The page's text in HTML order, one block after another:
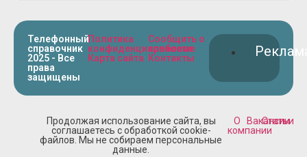
Телефонный
справочник
2025 - Все
права
защищены
Политика
конфиденциальности
Карта сайта
Сообщить о
проблеме
Контакты
Продолжая использование сайта, вы
соглашаетесь с обработкой cookie-
файлов. Мы не собираем персональные
данные.
О
компании
Вакансии
Статьи